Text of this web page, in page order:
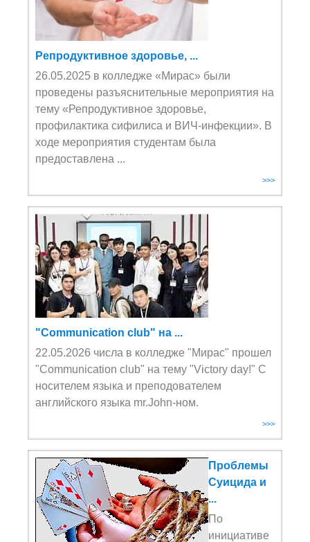
Репродуктивное здоровье, ...
26.05.2025 в колледже «Мирас» были
проведены разъяснительные мероприятия на
тему «Репродуктивное здоровье,
профилактика сифилиса и ВИЧ-инфекции». В
ходе мероприятия студентам была
предоставлена ...
>>>
"Communication club" на ...
22.05.2026 числа в колледже "Мирас" прошел
"Communication club" на тему "Victory day!" С
носителем языка и преподователем
английского языка mr.John-ном.
>>>
Проблемы
Суицида и
...
По
инициативе